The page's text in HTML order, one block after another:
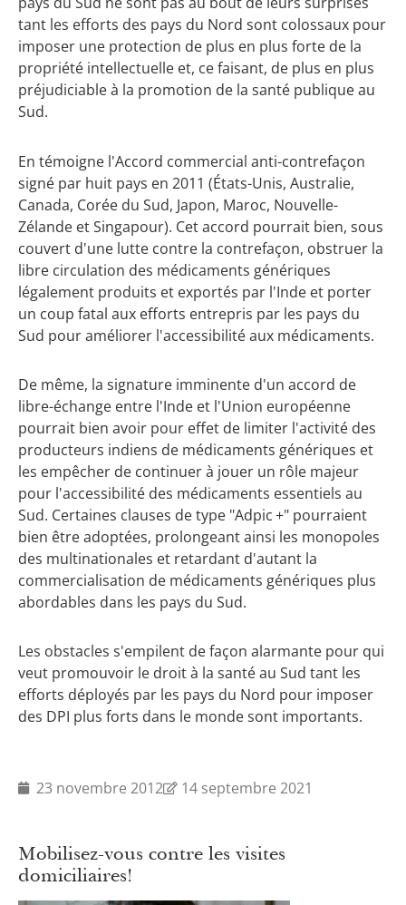
tant les efforts des pays du Nord sont colossaux pour
imposer une protection de plus en plus forte de la
propriété intellectuelle et, ce faisant, de plus en plus
préjudiciable à la promotion de la santé publique au
Sud.
En témoigne l'Accord commercial anti-contrefaçon
signé par huit pays en 2011 (États-Unis, Australie,
Canada, Corée du Sud, Japon, Maroc, Nouvelle-
Zélande et Singapour). Cet accord pourrait bien, sous
couvert d'une lutte contre la contrefaçon, obstruer la
libre circulation des médicaments génériques
légalement produits et exportés par l'Inde et porter
un coup fatal aux efforts entrepris par les pays du
Sud pour améliorer l'accessibilité aux médicaments.
De même, la signature imminente d'un accord de
libre-échange entre l'Inde et l'Union européenne
pourrait bien avoir pour effet de limiter l'activité des
producteurs indiens de médicaments génériques et
les empêcher de continuer à jouer un rôle majeur
pour l'accessibilité des médicaments essentiels au
Sud. Certaines clauses de type "Adpic +" pourraient
bien être adoptées, prolongeant ainsi les monopoles
des multinationales et retardant d'autant la
commercialisation de médicaments génériques plus
abordables dans les pays du Sud.
Les obstacles s'empilent de façon alarmante pour qui
veut promouvoir le droit à la santé au Sud tant les
efforts déployés par les pays du Nord pour imposer
des DPI plus forts dans le monde sont importants.
23 novembre 2012 14 septembre 2021
Mobilisez-vous contre les visites
domiciliaires!